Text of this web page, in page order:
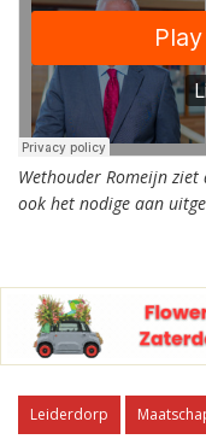
Wethouder Romeijn ziet
ook het nodige aan
Leiderdorp